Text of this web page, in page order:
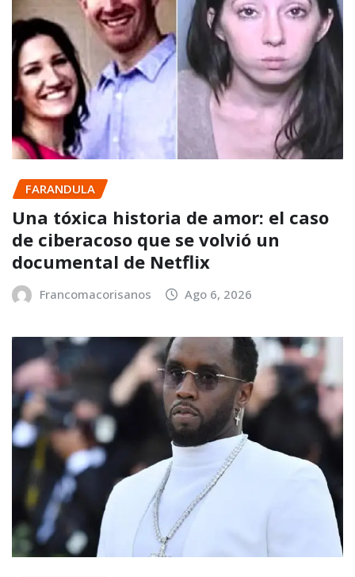
FARANDULA
Una tóxica historia de amor: el caso
de ciberacoso que se volvió un
documental de Netflix
Francomacorisanos Ago 6, 2026